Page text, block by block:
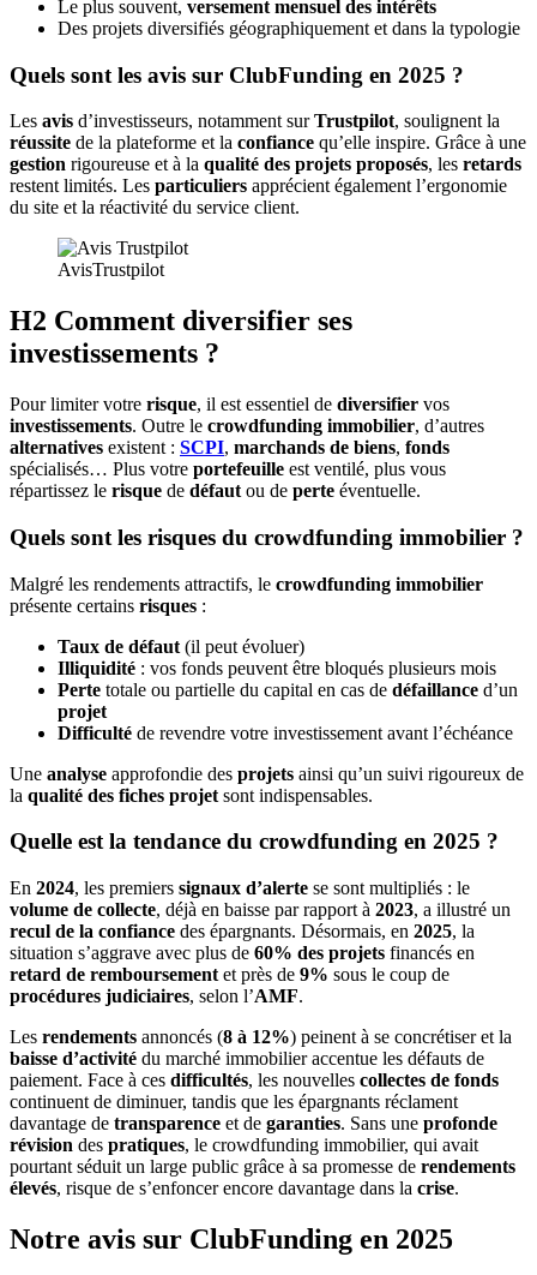
Le plus souvent, versement mensuel des intérêts
Des projets diversifiés géographiquement et dans la typologie
Quels sont les avis sur ClubFunding en 2025 ?
Les avis d’investisseurs, notamment surTrustpilot, soulignent la
réussite de la plateforme et la confiance qu’elle inspire. Grâce à une
gestion rigoureuse et à la qualité des projets proposés, les retards
restent limités. Les particuliers apprécient également l’ergonomie
du site et la réactivité du service client.
AvisTrustpilot
H2 Comment diversifier ses
investissements ?
Pour limiter votre risque, il est essentiel de diversifier vos
investissements. Outre le crowdfunding immobilier, d’autres
alternatives existent : SCPI, marchands de biens, fonds
spécialisés… Plus votre portefeuille est ventilé, plus vous
répartissez le risque de défaut ou de perte éventuelle.
Quels sont les risques du crowdfunding immobilier ?
Malgré les rendements attractifs, le crowdfunding immobilier
présente certains risques :
Taux de défaut (il peut évoluer)
Illiquidité : vos fonds peuvent être bloqués plusieurs mois
Perte totale ou partielle du capital en cas de défaillance d’un
projet
Difficulté de revendre votre investissement avant l’échéance
Une analyse approfondie des projets ainsi qu’un suivi rigoureux de
la qualité des fiches projet sont indispensables.
Quelle est la tendance du crowdfunding en 2025 ?
En 2024, les premiers signaux d’alerte se sont multipliés : le
volume de collecte, déjà en baisse par rapport à 2023, a illustré un
recul de la confiance des épargnants. Désormais, en 2025, la
situation s’aggrave avec plus de 60% des projets financés en
retard de remboursement et près de 9% sous le coup de
procédures judiciaires, selon l’AMF.
Les rendements annoncés (8 à 12%) peinent à se concrétiser et la
baisse d’activité du marché immobilier accentue les défauts de
paiement. Face à ces difficultés, les nouvelles collectes de fonds
continuent de diminuer, tandis que les épargnants réclament
davantage de transparence et de garanties. Sans une profonde
révision des pratiques, le crowdfunding immobilier, qui avait
pourtant séduit un large public grâce à sa promesse de rendements
élevés, risque de s’enfoncer encore davantage dans la crise.
Notre avis sur ClubFunding en 2025